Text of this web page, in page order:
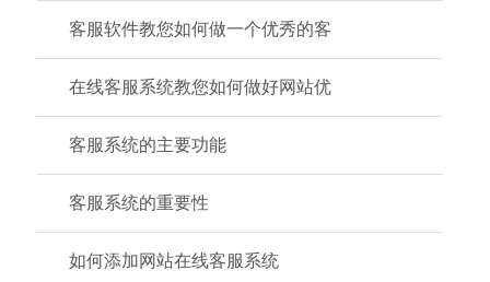
客服软件教您如何做一个优秀的客
在线客服系统教您如何做好网站优
客服系统的主要功能
客服系统的重要性
如何添加网站在线客服系统